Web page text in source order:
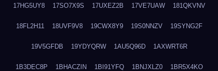
17HG5UY8 17SO7X9S 17UXEZ2B 17VE7UAW 181QKVNV
18FL2H11 18UVF9V8 19CWX8Y9 19S0NNZV 19SYNG2F
19V5GFDB 19YDYQRW 1AU5Q96D 1AXWRT6R
1B3DEC8P 1BHACZIN 1BI91YFQ 1BNJXLZ0 1BR5X4KO